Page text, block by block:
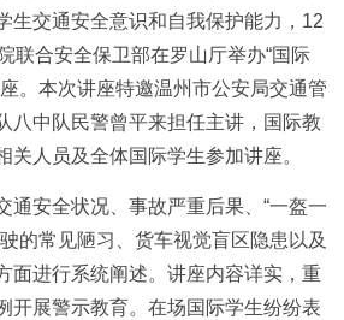
生交通安全意识和自我保护能力，12
联合安全保卫部在罗山厅举办“国际
。本次讲座特邀温州市公安局交通管
八中队民警曾平来担任主讲，国际教
关人员及全体国际学生参加讲座。
通安全状况、事故严重后果、“一盔一
的常见陋习、货车视觉盲区隐患以及
面进行系统阐述。讲座内容详实，重
开展警示教育。在场国际学生纷纷表